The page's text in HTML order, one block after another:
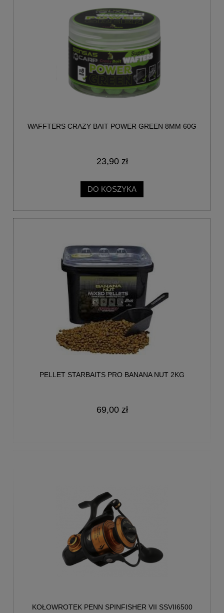
WAFFTERS CRAZY BAIT POWER GREEN 8MM 60G
23,90 zł
DO KOSZYKA
PELLET STARBAITS PRO BANANA NUT 2KG
69,00 zł
KOŁOWROTEK PENN SPINFISHER VII SSVII6500